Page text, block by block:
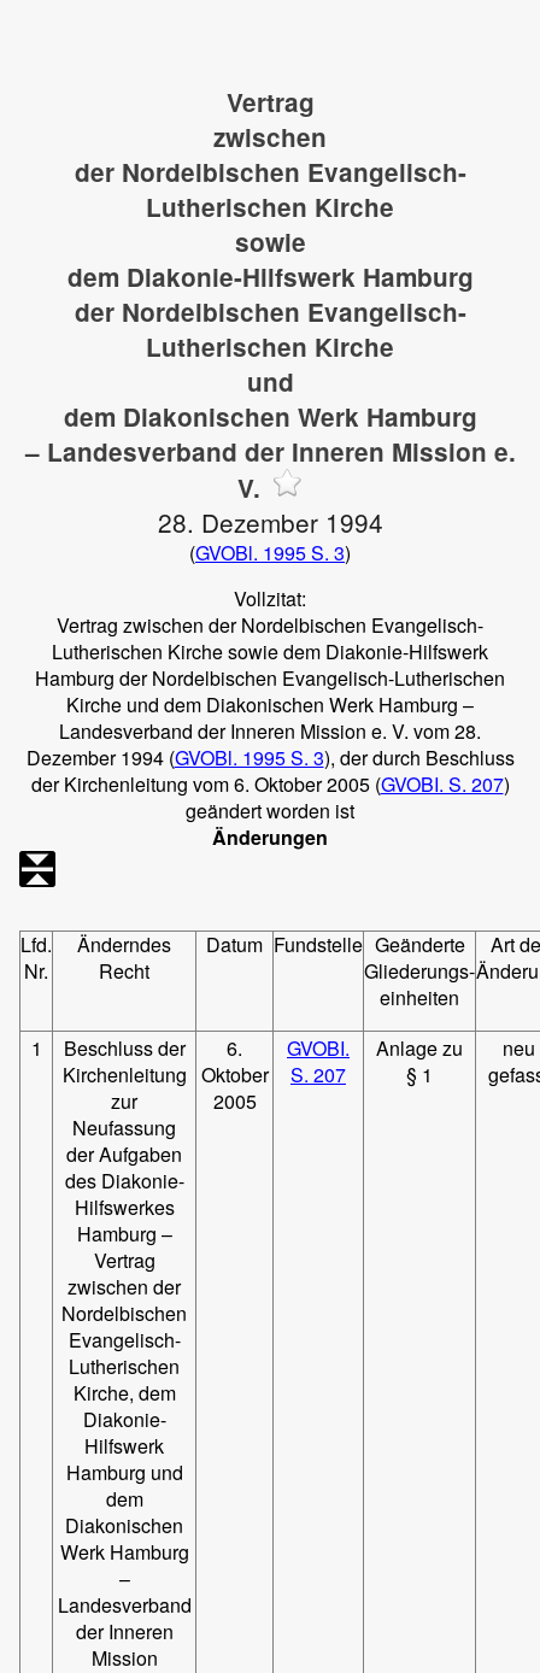
Vertrag
zwischen
der Nordelbischen Evangelisch-
Lutherischen Kirche
sowie
dem Diakonie-Hilfswerk Hamburg
der Nordelbischen Evangelisch-
Lutherischen Kirche
und
dem Diakonischen Werk Hamburg
– Landesverband der Inneren Mission e.
V.
28. Dezember 1994
(GVOBl. 1995 S. 3)
Vollzitat:
Vertrag zwischen der Nordelbischen Evangelisch-
Lutherischen Kirche sowie dem Diakonie-Hilfswerk
Hamburg der Nordelbischen Evangelisch-Lutherischen
Kirche und dem Diakonischen Werk Hamburg –
Landesverband der Inneren Mission e. V. vom 28.
Dezember 1994 (GVOBl. 1995 S. 3), der durch Beschluss
der Kirchenleitung vom 6. Oktober 2005 (GVOBI. S. 207)
geändert worden ist
Änderungen
Lfd.
Nr.
Änderndes
Recht
Datum Fundstelle Geänderte
Gliederungs-
einheiten
Art
1
Beschluss der
Kirchenleitung
zur
Neufassung
der Aufgaben
des Diakonie-
Hilfswerkes
Hamburg –
Vertrag
zwischen der
Nordelbischen
Evangelisch-
Lutherischen
Kirche, dem
Diakonie-
Hilfswerk
Hamburg und
dem
Diakonischen
Werk Hamburg
–
Landesverband
der Inneren
Mission
6.
Oktober
2005
GVOBI.
S. 207
Anlage zu
§ 1
neu